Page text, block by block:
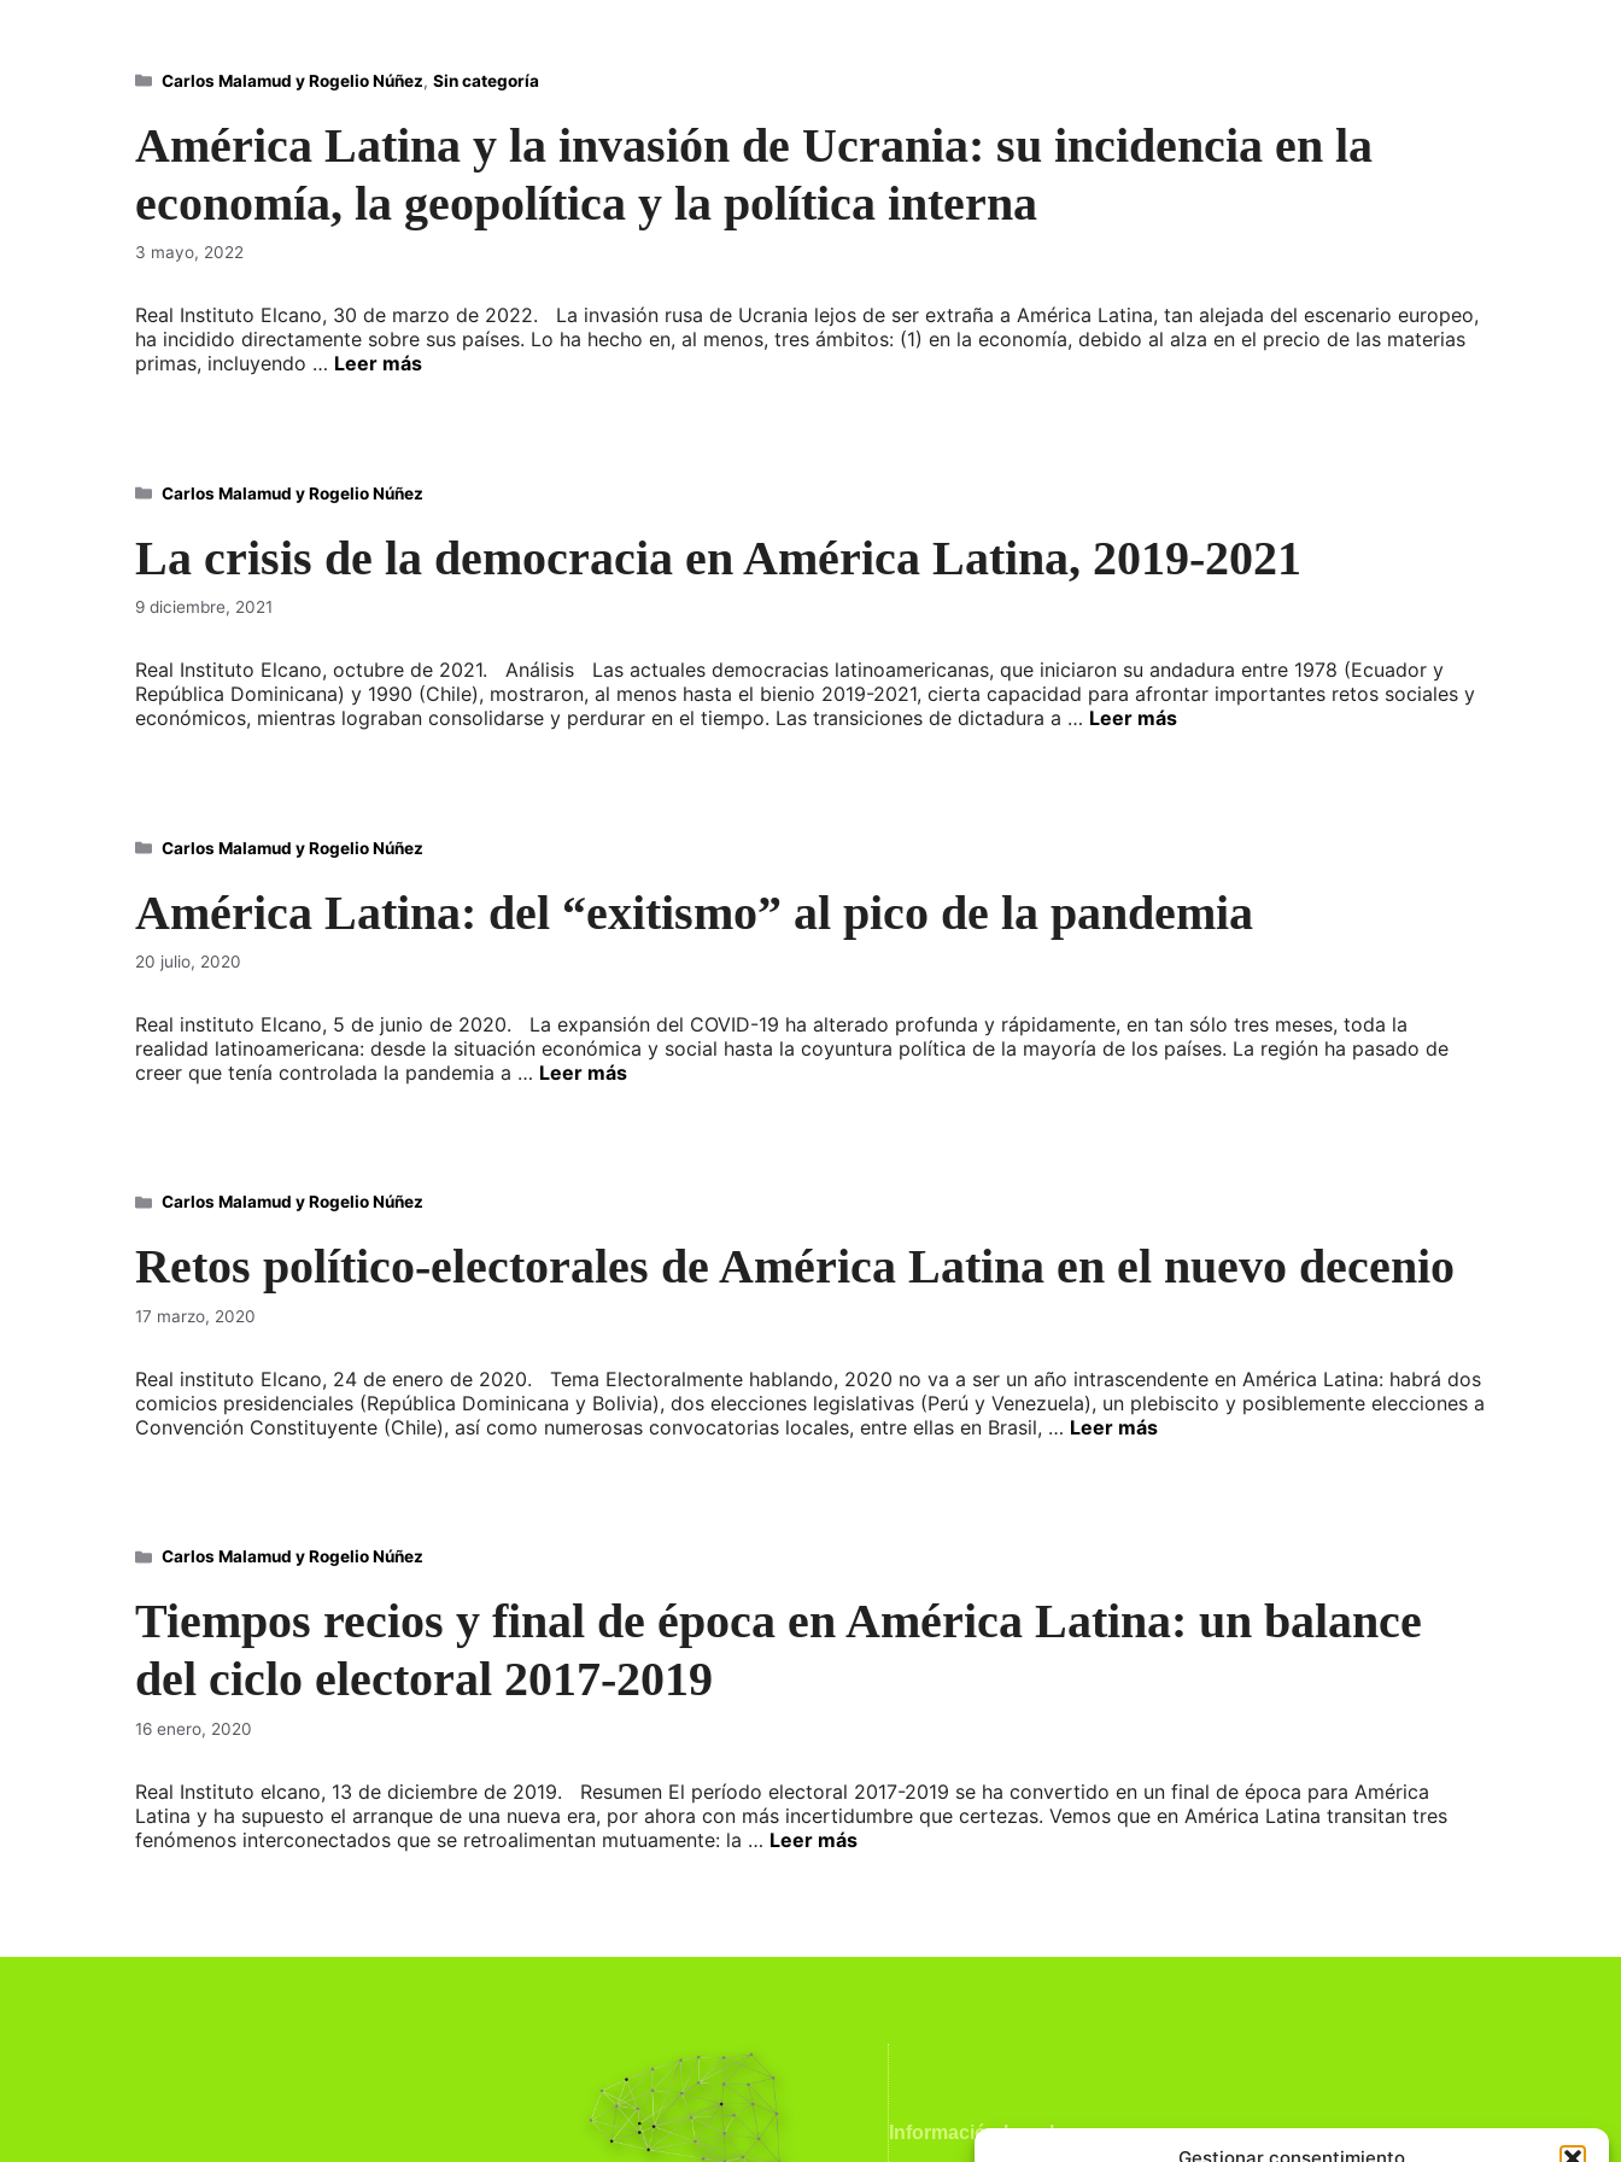
América Latina y la invasión de Ucrania: su incidencia en la
economía, la geopolítica y la política interna
3 mayo, 2022
Real Instituto Elcano, 30 de marzo de 2022. La invasión rusa de Ucrania lejos de ser extraña a América Latina, tan alejada del escenario europeo,
ha incidido directamente sobre sus países. Lo ha hecho en, al menos, tres ámbitos: (1) en la economía, debido al alza en el precio de las materias
primas, incluyendo … Leer más
Categorías
Carlos Malamud y Rogelio Núñez, Sin categoría
La crisis de la democracia en América Latina, 2019-2021
9 diciembre, 2021
Real Instituto Elcano, octubre de 2021. Análisis Las actuales democracias latinoamericanas, que iniciaron su andadura entre 1978 (Ecuador y
República Dominicana) y 1990 (Chile), mostraron, al menos hasta el bienio 2019-2021, cierta capacidad para afrontar importantes retos sociales y
económicos, mientras lograban consolidarse y perdurar en el tiempo. Las transiciones de dictadura a … Leer más
Categorías
Carlos Malamud y Rogelio Núñez
América Latina: del “exitismo” al pico de la pandemia
20 julio, 2020
Real instituto Elcano, 5 de junio de 2020. La expansión del COVID-19 ha alterado profunda y rápidamente, en tan sólo tres meses, toda la
realidad latinoamericana: desde la situación económica y social hasta la coyuntura política de la mayoría de los países. La región ha pasado de
creer que tenía controlada la pandemia a … Leer más
Categorías
Carlos Malamud y Rogelio Núñez
Retos político-electorales de América Latina en el nuevo decenio
17 marzo, 2020
Real instituto Elcano, 24 de enero de 2020. Tema Electoralmente hablando, 2020 no va a ser un año intrascendente en América Latina: habrá dos
comicios presidenciales (República Dominicana y Bolivia), dos elecciones legislativas (Perú y Venezuela), un plebiscito y posiblemente elecciones a
Convención Constituyente (Chile), así como numerosas convocatorias locales, entre ellas en Brasil, … Leer más
Categorías
Carlos Malamud y Rogelio Núñez
Tiempos recios y final de época en América Latina: un balance
del ciclo electoral 2017-2019
16 enero, 2020
Real Instituto elcano, 13 de diciembre de 2019. Resumen El período electoral 2017-2019 se ha convertido en un final de época para América
Latina y ha supuesto el arranque de una nueva era, por ahora con más incertidumbre que certezas. Vemos que en América Latina transitan tres
fenómenos interconectados que se retroalimentan mutuamente: la … Leer más
Categorías
Carlos Malamud y Rogelio Núñez
Información Legal